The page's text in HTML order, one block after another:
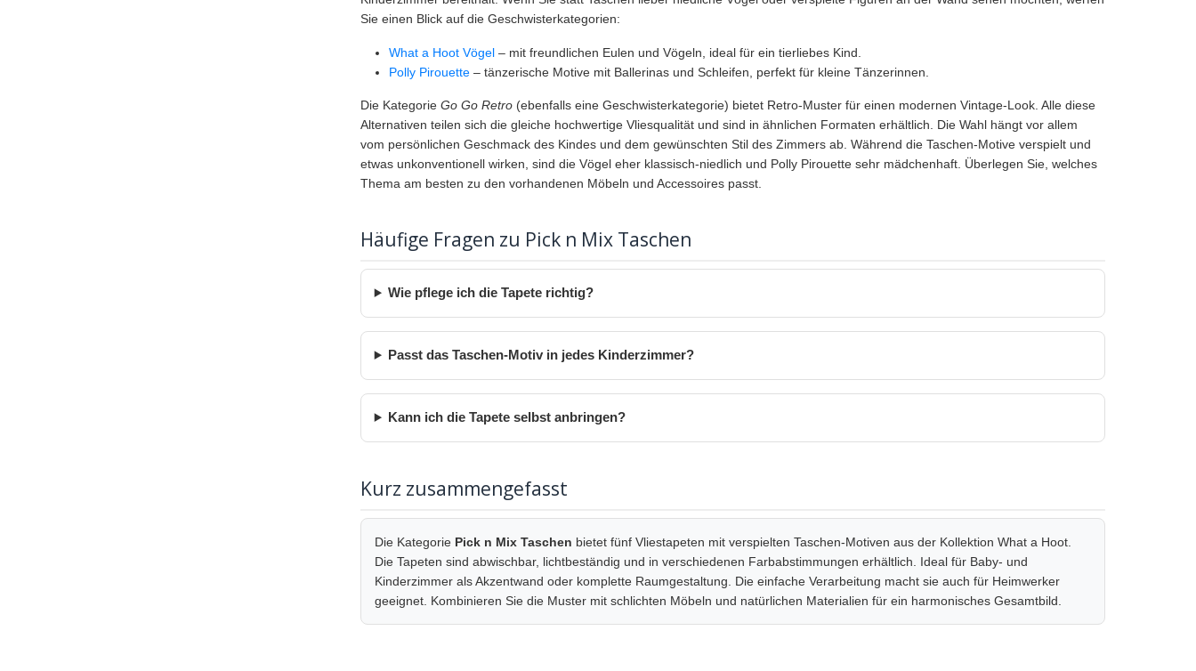
Sie einen Blick auf die Geschwisterkategorien:
What a Hoot Vögel– mit freundlichen Eulen und Vögeln, ideal für ein tierliebes Kind.
Polly Pirouette– tänzerische Motive mit Ballerinas und Schleifen, perfekt für kleine Tänzerinnen.
Die Kategorie Go Go Retro(ebenfalls eine Geschwisterkategorie) bietet Retro-Muster für einen modernen Vintage-Look. Alle diese
Alternativen teilen sich die gleiche hochwertige Vliesqualität und sind in ähnlichen Formaten erhältlich. Die Wahl hängt vor allem
vom persönlichen Geschmack des Kindes und dem gewünschten Stil des Zimmers ab. Während die Taschen-Motive verspielt und
etwas unkonventionell wirken, sind die Vögel eher klassisch-niedlich und Polly Pirouette sehr mädchenhaft. Überlegen Sie, welches
Thema am besten zu den vorhandenen Möbeln und Accessoires passt.
Häufige Fragen zu Pick n Mix Taschen
Wie pflege ich die Tapete richtig?
Passt das Taschen-Motiv in jedes Kinderzimmer?
Kann ich die Tapete selbst anbringen?
Kurz zusammengefasst
Die Kategorie Pick n Mix Taschen bietet fünf Vliestapeten mit verspielten Taschen-Motiven aus der Kollektion What a Hoot.
Die Tapeten sind abwischbar, lichtbeständig und in verschiedenen Farbabstimmungen erhältlich. Ideal für Baby- und
Kinderzimmer als Akzentwand oder komplette Raumgestaltung. Die einfache Verarbeitung macht sie auch für Heimwerker
geeignet. Kombinieren Sie die Muster mit schlichten Möbeln und natürlichen Materialien für ein harmonisches Gesamtbild.